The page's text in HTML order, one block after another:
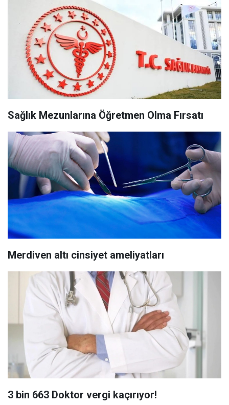
Sağlık Mezunlarına Öğretmen Olma Fırsatı
Merdiven altı cinsiyet ameliyatları
3 bin 663 Doktor vergi kaçırıyor!